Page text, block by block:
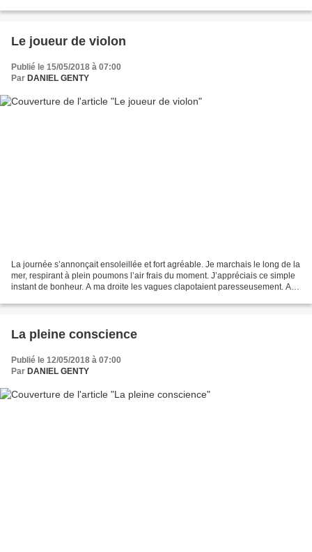
Le joueur de violon
Publié le 15/05/2018 à 07:00
Par DANIEL GENTY
La journée s’annonçait ensoleillée et fort agréable. Je marchais le long de la
mer, respirant à plein poumons l’air frais du moment. J’appréciais ce simple
instant de bonheur. A ma droite les vagues clapotaient paresseusement. A
La pleine conscience
Publié le 12/05/2018 à 07:00
Par DANIEL GENTY